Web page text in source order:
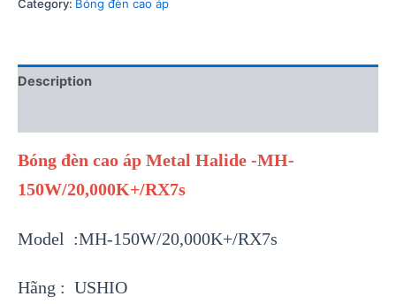
Category: Bóng đèn cao áp
Description
Bóng đèn cao áp Metal Halide -MH-
150W/20,000K+/RX7s
Model :MH-150W/20,000K+/RX7s
Hãng : USHIO